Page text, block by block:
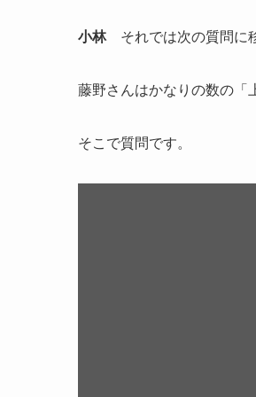
小林それでは次の質問に
藤野さんはかなりの数の「
そこで質問です。